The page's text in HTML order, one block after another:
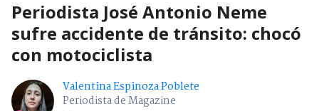
Periodista José Antonio Neme
sufre accidente de tránsito: chocó
con motociclista
Valentina Espinoza Poblete
Periodista de Magazine